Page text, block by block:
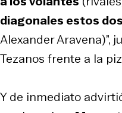
diagonales estos dos
Alexander Aravena)”,
Tezanos frente a la
Y de inmediato